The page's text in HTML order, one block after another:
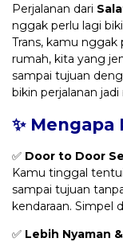
Perjalanan dari
nggak perlu lagi
Trans, kamu nggak
rumah, kita yang
sampai tujuan
bikin perjalanan
✨
✅ Door to Door
Kamu tinggal
sampai tujuan
kendaraan. Simpel
✅ Lebih Nyaman